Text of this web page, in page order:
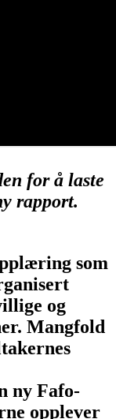
for å laste
rapport.
som
og
Mangfold
ny Fafo-
opplever